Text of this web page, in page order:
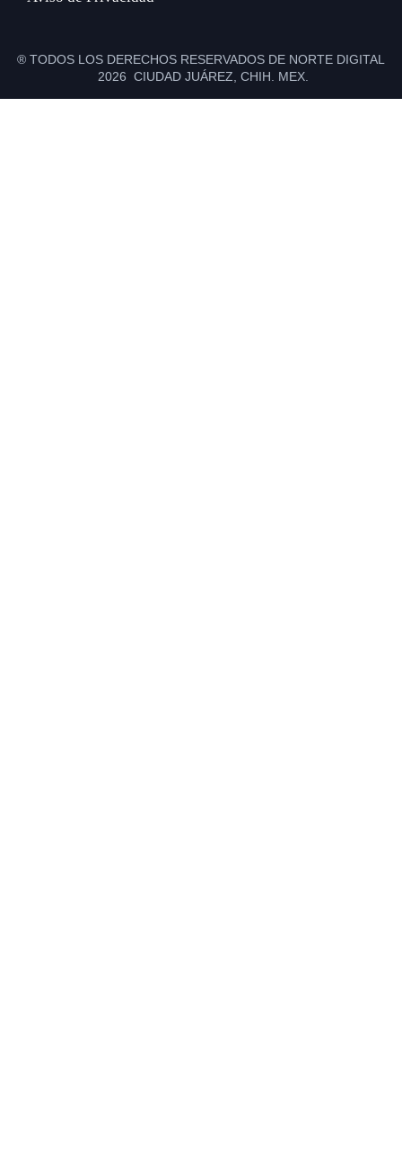
® TODOS LOS DERECHOS RESERVADOS DE NORTE DIGITAL
2026 CIUDAD JUÁREZ, CHIH. MEX.